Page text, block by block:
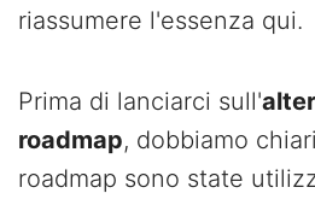
riassumere l'essenza qui.
Prima di lanciarci sull'
roadmap, dobbiamo
roadmap sono state